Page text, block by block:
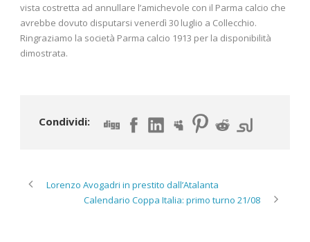
vista costretta ad annullare l’amichevole con il Parma calcio che
avrebbe dovuto disputarsi venerdì 30 luglio a Collecchio.
Ringraziamo la società Parma calcio 1913 per la disponibilità
dimostrata.
Condividi:
Lorenzo Avogadri in prestito dall’Atalanta
Calendario Coppa Italia: primo turno 21/08